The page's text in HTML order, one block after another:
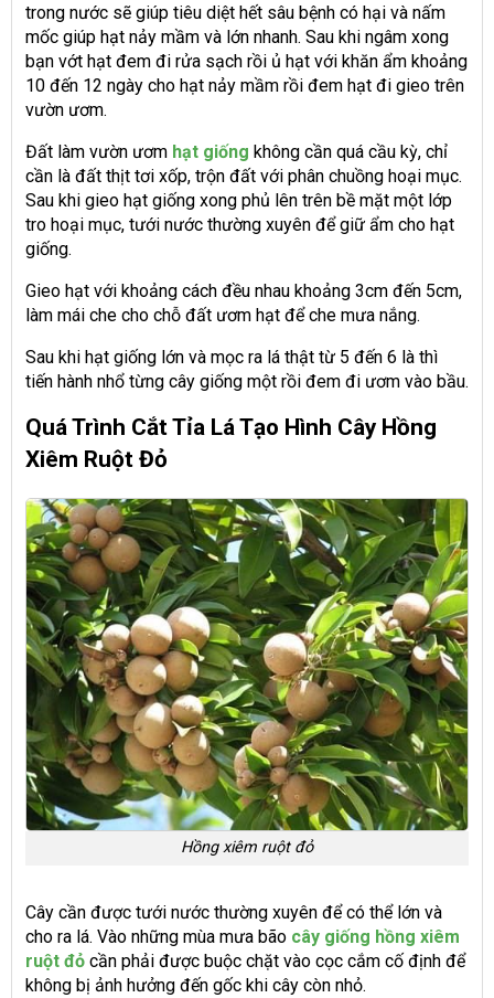
trong nước sẽ giúp tiêu diệt hết sâu bệnh có hại và nấm
mốc giúp hạt nảy mầm và lớn nhanh. Sau khi ngâm xong
bạn vớt hạt đem đi rửa sạch rồi ủ hạt với khăn ẩm khoảng
10 đến 12 ngày cho hạt nảy mầm rồi đem hạt đi gieo trên
vườn ươm.
Đất làm vườn ươm hạt giống không cần quá cầu kỳ, chỉ
cần là đất thịt tơi xốp, trộn đất với phân chuồng hoại mục.
Sau khi gieo hạt giống xong phủ lên trên bề mặt một lớp
tro hoại mục, tưới nước thường xuyên để giữ ẩm cho hạt
giống.
Gieo hạt với khoảng cách đều nhau khoảng 3cm đến 5cm,
làm mái che cho chỗ đất ươm hạt để che mưa nắng.
Sau khi hạt giống lớn và mọc ra lá thật từ 5 đến 6 là thì
tiến hành nhổ từng cây giống một rồi đem đi ươm vào bầu.
Quá Trình Cắt Tỉa Lá Tạo Hình Cây Hồng
Xiêm Ruột Đỏ
Hồng xiêm ruột đỏ
Cây cần được tưới nước thường xuyên để có thể lớn và
cho ra lá. Vào những mùa mưa bão cây giống hồng xiêm
ruột đỏ cần phải được buộc chặt vào cọc cắm cố định để
không bị ảnh hưởng đến gốc khi cây còn nhỏ.